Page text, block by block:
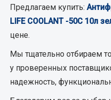
Масла
Охладжающие жидкости
Технические жидкости
Весь раздел
МЕТИЗЫ
Предлагаем купить:
LIFE COOLANT -50С 10л
цене.
Мы тщательно отбираем
у проверенных
надежность,